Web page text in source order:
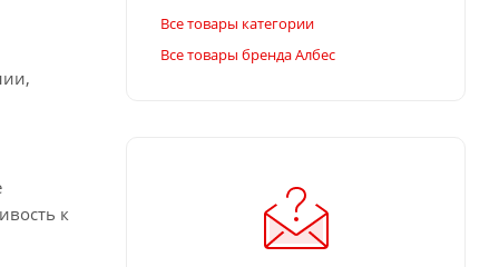
к
Все товары категории
Все товары бренда Албес